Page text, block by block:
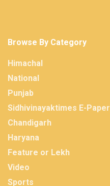
Browse By Category
Himachal
National
Punjab
Sidhivinayaktimes E-Paper
Chandigarh
Haryana
Feature or Lekh
Video
Sports